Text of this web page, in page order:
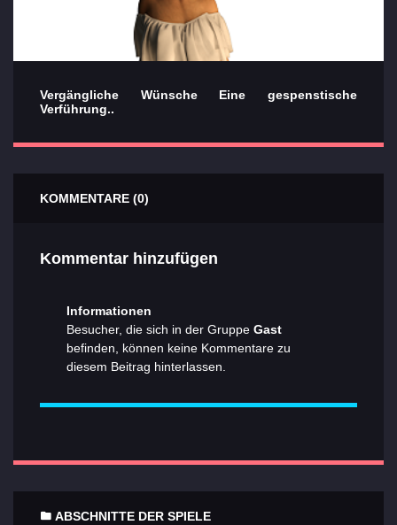
Vergängliche Wünsche Eine gespenstische
Verführung..
KOMMENTARE (0)
Kommentar hinzufügen
Informationen
Besucher, die sich in der Gruppe Gast
befinden, können keine Kommentare zu
diesem Beitrag hinterlassen.
ABSCHNITTE DER SPIELE